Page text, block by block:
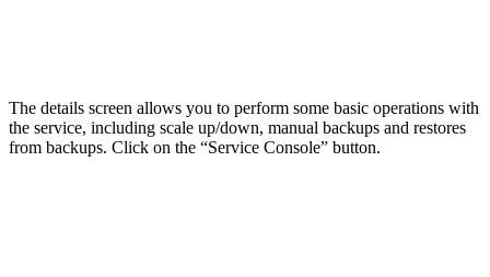
The details screen allows you to perform some basic operations with
the service, including scale up/down, manual backups and restores
from backups. Click on the “Service Console” button.